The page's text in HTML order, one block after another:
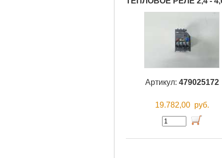
Артикул: 479025172
19.782,00 руб.